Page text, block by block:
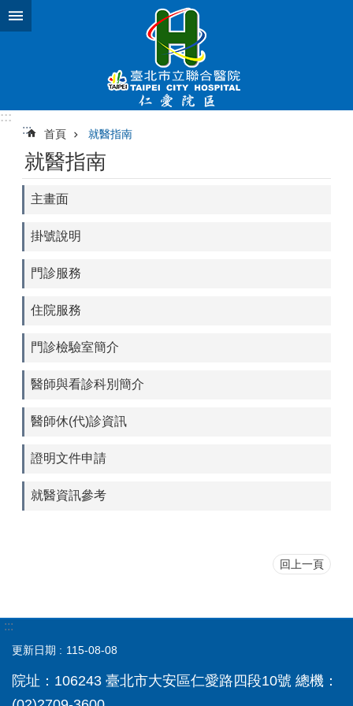
跳到主要內容區塊
:::
:::
首頁 就醫指南
就醫指南
主畫面
掛號說明
門診服務
住院服務
門診檢驗室簡介
醫師與看診科別簡介
醫師休(代)診資訊
證明文件申請
就醫資訊參考
回上一頁
:::
更新日期 115-08-08
院址：106243 臺北市大安區仁愛路四段10號 總機：